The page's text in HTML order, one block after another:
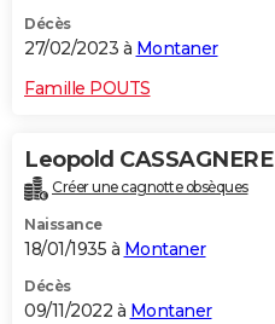
Décès
27/02/2023 à Montaner
Famille POUTS
Leopold CASSAGNERE
Créer une cagnotte obsèques
Naissance
18/01/1935 à Montaner
Décès
09/11/2022 à Montaner